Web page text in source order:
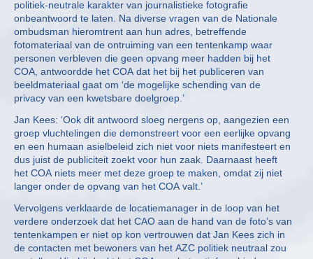
politiek-neutrale karakter van journalistieke fotografie
onbeantwoord te laten. Na diverse vragen van de Nationale
ombudsman hieromtrent aan hun adres, betreffende
fotomateriaal van de ontruiming van een tentenkamp waar
personen verbleven die geen opvang meer hadden bij het
COA, antwoordde het COA dat het bij het publiceren van
beeldmateriaal gaat om ‘de mogelijke schending van de
privacy van een kwetsbare doelgroep.’
Jan Kees: ‘Ook dit antwoord sloeg nergens op, aangezien een
groep vluchtelingen die demonstreert voor een eerlijke opvang
en een humaan asielbeleid zich niet voor niets manifesteert en
dus juist de publiciteit zoekt voor hun zaak. Daarnaast heeft
het COA niets meer met deze groep te maken, omdat zij niet
langer onder de opvang van het COA valt.’
Vervolgens verklaarde de locatiemanager in de loop van het
verdere onderzoek dat het CAO aan de hand van de foto’s van
tentenkampen er niet op kon vertrouwen dat Jan Kees zich in
de contacten met bewoners van het AZC politiek neutraal zou